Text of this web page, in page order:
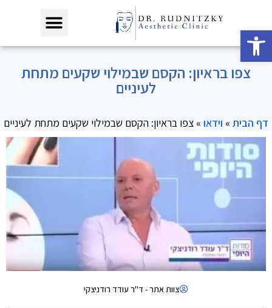
פתח סרגל נגישות
צפו בראיון: הקסם שבמילוי שקעים מתחת
לעיניים
דף הבית » וידאו » צפו בראיון: הקסם שבמילוי שקעים מתחת לעיניים
צוות אתר - ד"ר עודד רודניצקי